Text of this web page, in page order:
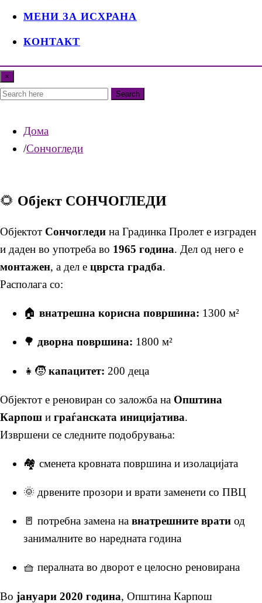
МЕНИ ЗА ИСХРАНА
КОНТАКТ
×
Search
Дома
Сончогледи
🌻 Објект СОНЧОГЛЕДИ
Објектот Сончогледи на Градинка Пролет е изграден
и даден во употреба во 1965 година. Дел од него е
монтажен, а дел е цврста градба.
Располага со:
🏠 внатрешна корисна површина: 1300 м²
🌳 дворна површина: 1800 м²
👧🧒капацитет: 200 деца
Објектот е реновиран со заложба на Општина
Карпош и граѓанската иницијатива.
Извршени се следните подобрувања:
🏘️ сменета кровната површина и изолацијата
🌞 дрвените прозори и врати заменети со ПВЦ
🚪 потребна замена на внатрешните врати од
занималните во наредната година
🧺 пералната во дворот е целосно реновирана
Во јануари 2020 година, Општина Карпош